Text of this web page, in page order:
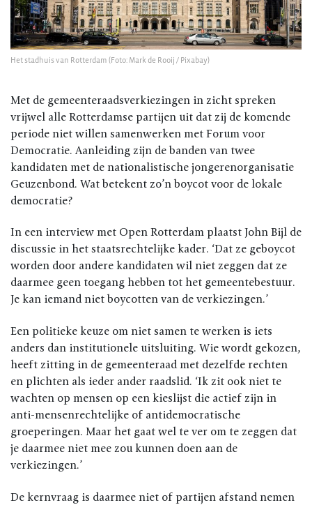
Het stadhuis van Rotterdam (Foto: Mark de Rooij / Pixabay)
Met de gemeenteraadsverkiezingen in zicht spreken
vrijwel alle Rotterdamse partijen uit dat zij de komende
periode niet willen samenwerken met Forum voor
Democratie. Aanleiding zijn de banden van twee
kandidaten met de nationalistische jongerenorganisatie
Geuzenbond. Wat betekent zo’n boycot voor de lokale
democratie?
In een interview met Open Rotterdam plaatst John Bijl de
discussie in het staatsrechtelijke kader. ‘Dat ze geboycot
worden door andere kandidaten wil niet zeggen dat ze
daarmee geen toegang hebben tot het gemeentebestuur.
Je kan iemand niet boycotten van de verkiezingen.’
Een politieke keuze om niet samen te werken is iets
anders dan institutionele uitsluiting. Wie wordt gekozen,
heeft zitting in de gemeenteraad met dezelfde rechten
en plichten als ieder ander raadslid. ‘Ik zit ook niet te
wachten op mensen op een kieslijst die actief zijn in
anti-mensenrechtelijke of antidemocratische
groeperingen. Maar het gaat wel te ver om te zeggen dat
je daarmee niet mee zou kunnen doen aan de
verkiezingen.’
De kernvraag is daarmee niet of partijen afstand nemen